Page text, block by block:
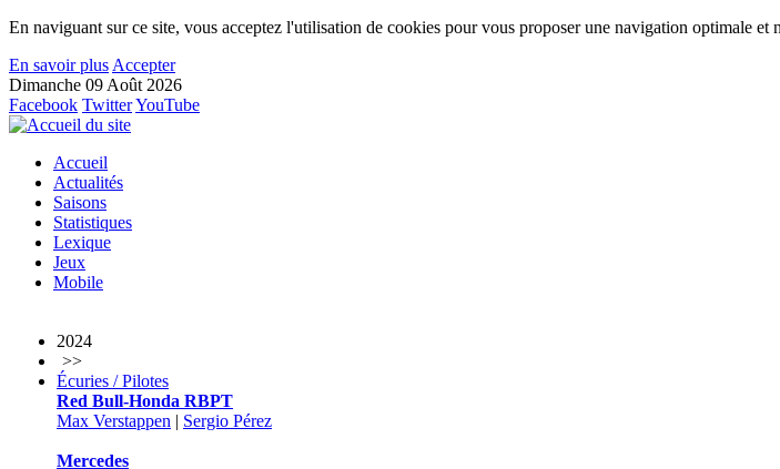
En naviguant sur ce site, vous acceptez l'utilisation de cookies pour vous proposer une navigation optimale et
En savoir plus Accepter
Dimanche 09 Août 2026
Facebook TwitterYouTube
Accueil
Actualités
Saisons
Statistiques
Lexique
Jeux
Mobile
2024
>>
Écuries / Pilotes
Red Bull-Honda RBPT
Max Verstappen | Sergio Pérez
Mercedes